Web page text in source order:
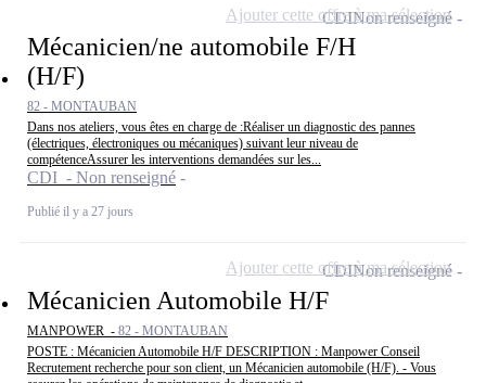
Mécanicien/ne automobile F/H
(H/F)
82 - MONTAUBAN
Dans nos ateliers, vous êtes en charge de :Réaliser un diagnostic des pannes
(électriques, électroniques ou mécaniques) suivant leur niveau de
compétenceAssurer les interventions demandées sur les...
CDI - Non renseigné
Publié il y a 27 jours
CDINon renseigné
Ajouter cette offre à ma sélection
Mécanicien Automobile H/F
MANPOWER - 82 - MONTAUBAN
POSTE : Mécanicien Automobile H/F DESCRIPTION : Manpower Conseil
Recrutement recherche pour son client, un Mécanicien automobile (H/F). - Vous
CDINon renseigné
Ajouter cette offre à ma sélection